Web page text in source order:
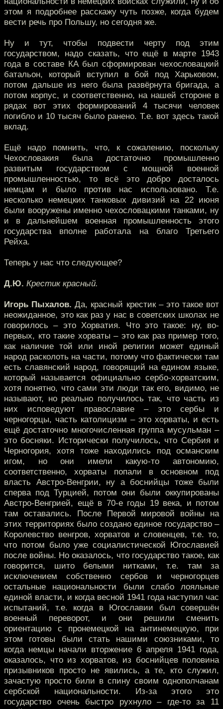
этом я подробнее расскажу чуть позже, когда будем
вести речь про Польшу, но сегодня же.
Ну и тут, чтобы подвести черту под этим
государством, надо сказать, что ещё в марте 1943
года в составе КА был сформирован чехословацкий
батальон, который вступил в бой под Харьковом,
потом дальше из него была развёрнута бригада, а
потом корпус, и соответственно, на нашей стороне в
рядах вот этих формирований 4 тысячи человек
погибло и 10 тысяч было ранено. Т.е. вот здесь такой
вклад.
Ещё надо помнить, что, к сожалению, поскольку
Чехословакия была достаточно промышленно
развитым государством с мощной военной
промышленностью, то всё это добро досталось
немцам и было против нас использовано. Т.е.
несколько немецких танковых дивизий на 22 июня
были вооружены именно чехословацкими танками, ну
и в дальнейшем военная промышленность этого
государства вполне работала на благо Третьего
Рейха.
Теперь у нас что следующее?
Д.Ю. Крестик красный.
Игорь Пыхалов. Да, красный крестик – это такое вот
неожиданное, это как раз у нас в советских школах не
говорилось – это Хорватия. Что это такое: ну, во-
первых, кто такие хорваты – это как раз пример того,
как наличие той или иной религии может единый
народ расколоть на части, потому что фактически там
есть славянский народ, говорящий на едином языке,
который называется официально сербо-хорватским,
хотя понятно, что сами эти люди так его, видимо, не
называют, но реально получилось так, что часть из
них исповедуют православие – это сербы и
черногорцы, часть католицизм – это хорваты, и есть
ещё достаточно многочисленная группа мусульман –
это босняки. Исторически получилось, что Сербия и
Черногория, хотя тоже находились под османским
игом, но они имели какую-то автономию,
соответственно, хорваты попали в основном под
власть Австро-Венгрии, ну а боснийцы тоже были
сперва под Турцией, потом они были оккупированы
Австро-Венгрией, ещё в 70-е годы 19 века, и потом
там оставались. После Первой мировой войны на
этих территориях было создано единое государство –
Королевство венгров, хорватов и словенцев, т.е. то,
что потом было уже социалистической Югославией
после войны. Но оказалось, что государство такое, как
говорится, шито белыми нитками, т.е. там за
исключением собственно сербов и черногорцев
остальные национальности были слабо лояльные
единой власти, и когда весной 1941 года наступил час
испытаний, т.е. когда в Югославии был совершён
военный переворот, и они решили сменить
ориентацию с пронемецкой на антинемецкую, при
этом готовы были стать нашими союзниками, то
когда немцы начали вторжение 6 апреля 1941 года,
оказалось, что из хорватов, из боснийцев половина
призывников просто не явились, а те, кто служил,
зачастую просто били в спину своим однополчанам
сербской национальности. Из-за этого это
государство очень быстро рухнуло – где-то за 11